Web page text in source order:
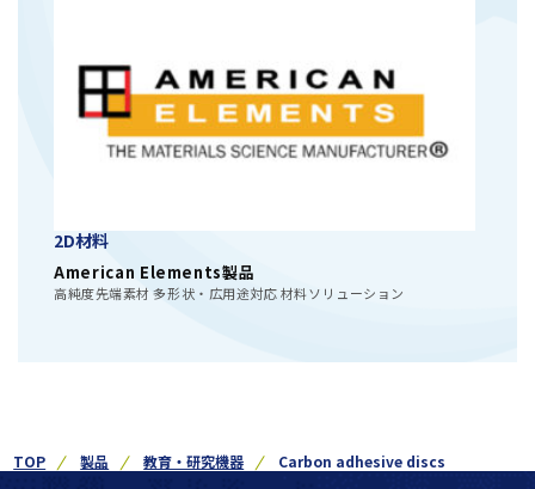
2D材料
American Elements製品
高純度先端素材 多形状・広用途対応 材料ソリューション
TOP 製品 教育・研究機器 Carbon adhesive discs